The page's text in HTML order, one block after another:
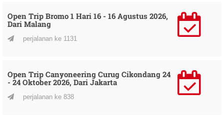
Open Trip Bromo 1 Hari 16 - 16 Agustus 2026,
Dari Malang
perjalanan ke 1131
Open Trip Canyoneering Curug Cikondang 24
- 24 Oktober 2026, Dari Jakarta
perjalanan ke 838